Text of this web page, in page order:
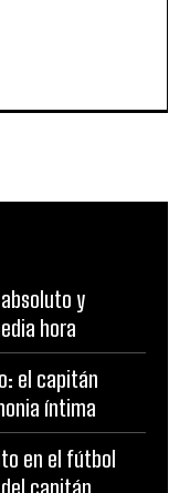
y
hora
el capitán
íntima
en el fútbol
capitán